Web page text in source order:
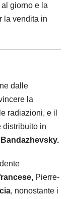
giorno e la
la vendita in
dalle
la
radiazioni, e il
in
Pierre-
, nonostante i